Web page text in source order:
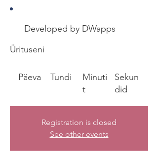
Sekun
did
Minuti
t
Tundi
Päeva
Ürituseni
Developed by DWapps
Registration is closed
See other events